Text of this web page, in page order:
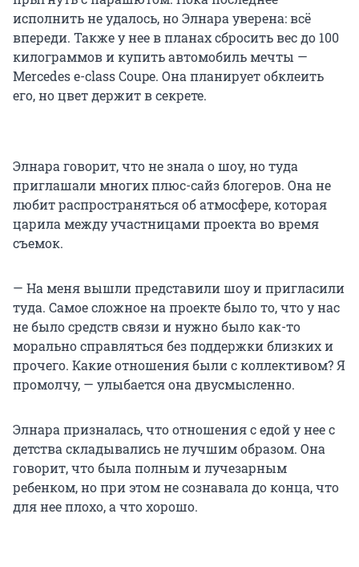
исполнить не удалось, но Элнара уверена: всё
впереди. Также у нее в планах сбросить вес до 100
килограммов и купить автомобиль мечты —
Mercedes e-class Coupe. Она планирует обклеить
его, но цвет держит в секрете.
Элнара говорит, что не знала о шоу, но туда
приглашали многих плюс-сайз блогеров. Она не
любит распространяться об атмосфере, которая
царила между участницами проекта во время
съемок.
— На меня вышли представили шоу и пригласили
туда. Самое сложное на проекте было то, что у нас
не было средств связи и нужно было как-то
морально справляться без поддержки близких и
прочего. Какие отношения были с коллективом? Я
промолчу, — улыбается она двусмысленно.
Элнара призналась, что отношения с едой у нее с
детства складывались не лучшим образом. Она
говорит, что была полным и лучезарным
ребенком, но при этом не сознавала до конца, что
для нее плохо, а что хорошо.